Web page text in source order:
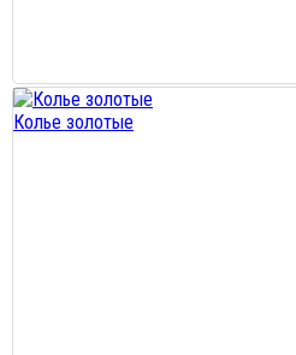
Колье золотые